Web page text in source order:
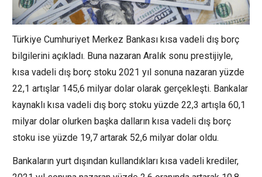
Türkiye Cumhuriyet Merkez Bankası kısa vadeli dış borç
bilgilerini açıkladı. Buna nazaran Aralık sonu prestijiyle,
kısa vadeli dış borç stoku 2021 yıl sonuna nazaran yüzde
22,1 artışlar 145,6 milyar dolar olarak gerçekleşti. Bankalar
kaynaklı kısa vadeli dış borç stoku yüzde 22,3 artışla 60,1
milyar dolar olurken başka dalların kısa vadeli dış borç
stoku ise yüzde 19,7 artarak 52,6 milyar dolar oldu.
Bankaların yurt dışından kullandıkları kısa vadeli krediler,